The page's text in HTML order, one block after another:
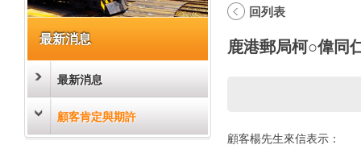
最新消息
最新消息
顧客肯定與期許
回列表
鹿港郵局柯○偉同
顧客楊先生來信表示：